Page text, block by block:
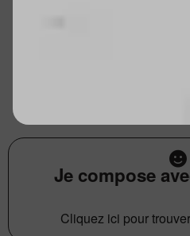
Je compose
Cliquez ici pour